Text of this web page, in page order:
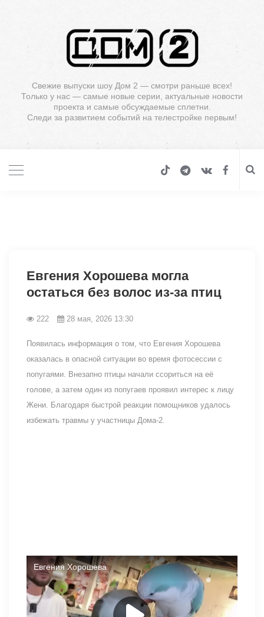
Свежие выпуски шоу Дом 2 — смотри раньше всех!
Только у нас — самые новые серии, актуальные новости
проекта и самые обсуждаемые сплетни.
Следи за развитием событий на телестройке первым!
Евгения Хорошева могла
остаться без волос из-за птиц
222 28 мая, 2026 13:30
Появилась информация о том, что Евгения Хорошева
оказалась в опасной ситуации во время фотосессии с
попугаями. Внезапно птицы начали ссориться на её
голове, а затем один из попугаев проявил интерес к лицу
Жени. Благодаря быстрой реакции помощников удалось
избежать травмы у участницы Дома-2.
Сергей Хорошев не испытывает страха перед птицами и
всегда сумеет найти общий язык с ними. Он является
самым активным участником в группе во время
пребывания в Китае и часто гуляет по городу в компании